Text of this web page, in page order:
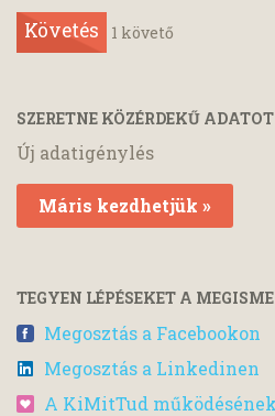
Követés 1 követő
SZERETNE KÖZÉRDEKŰ
Új adatigénylés
Máris kezdhetjük »
TEGYEN LÉPÉSEKET A
Megosztás a Facebookon
Megosztás a Linkedinen
A KiMitTud